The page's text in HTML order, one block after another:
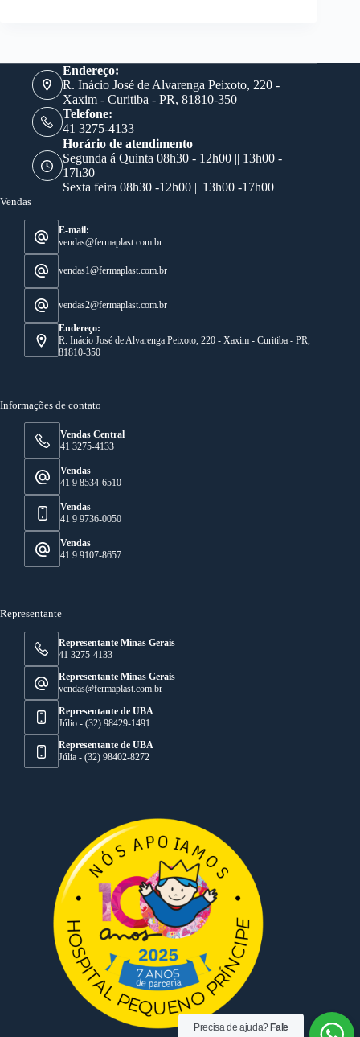
Endereço:
R. Inácio José de Alvarenga Peixoto, 220 -
Xaxim - Curitiba - PR, 81810-350
Telefone:
41 3275-4133
Horário de atendimento
Segunda á Quinta 08h30 - 12h00 || 13h00 -
17h30
Sexta feira 08h30 -12h00 || 13h00 -17h00
Vendas
E-mail:
vendas@fermaplast.com.br
vendas1@fermaplast.com.br
vendas2@fermaplast.com.br
Endereço:
R. Inácio José de Alvarenga Peixoto, 220 - Xaxim - Curitiba - PR,
81810-350
Informações de contato
Vendas Central
41 3275-4133
Vendas
41 9 8534-6510
Vendas
41 9 9736-0050
Vendas
41 9 9107-8657
Representante
Representante Minas Gerais
41 3275-4133
Representante Minas Gerais
vendas@fermaplast.com.br
Representante de UBA
Júlio - (32) 98429-1491
Representante de UBA
Júlia - (32) 98402-8272
Precisa de ajuda? Fale